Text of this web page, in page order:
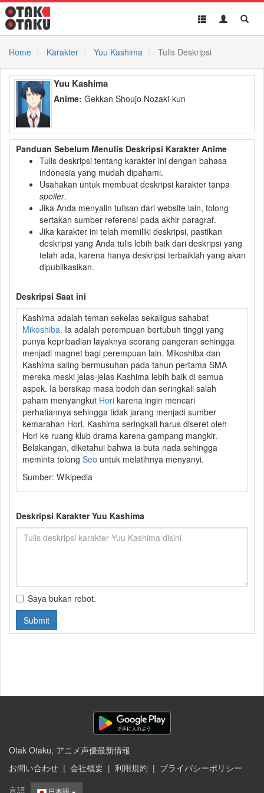
Toggle
Toggle
Home
Karakter Yuu Kashima Tulis Deskripsi
Yuu Kashima
Anime: Gekkan Shoujo Nozaki-kun
Panduan Sebelum Menulis Deskripsi Karakter Anime
Tulis deskripsi tentang karakter ini dengan bahasa
indonesia yang mudah dipahami.
Usahakan untuk membuat deskripsi karakter tanpa
spoiler.
Jika Anda menyalin tulisan dari website lain, tolong
sertakan sumber referensi pada akhir paragraf.
Jika karakter ini telah memiliki deskripsi, pastikan
deskripsi yang Anda tulis lebih baik dari deskripsi yang
telah ada, karena hanya deskripsi terbaiklah yang akan
dipublikasikan.
Deskripsi Saat ini
Kashima adalah teman sekelas sekaligus sahabat
Mikoshiba. Ia adalah perempuan bertubuh tinggi yang
punya kepribadian layaknya seorang pangeran sehingga
menjadi magnet bagi perempuan lain. Mikoshiba dan
Kashima saling bermusuhan pada tahun pertama SMA
mereka meski jelas-jelas Kashima lebih baik di semua
aspek. Ia bersikap masa bodoh dan seringkali salah
paham menyangkut Hori karena ingin mencari
perhatiannya sehingga tidak jarang menjadi sumber
kemarahan Hori. Kashima seringkali harus diseret oleh
Hori ke ruang klub drama karena gampang mangkir.
Belakangan, diketahui bahwa ia buta nada sehingga
meminta tolong Seo untuk melatihnya menyanyi.
Sumber: Wikipedia
Deskripsi Karakter Yuu Kashima
Saya bukan robot.
Submit
Otak Otaku, アニメ声優最新情報
お問い合わせ | 会社概要 | 利用規約 | プライバシーポリシー
言語
日本語